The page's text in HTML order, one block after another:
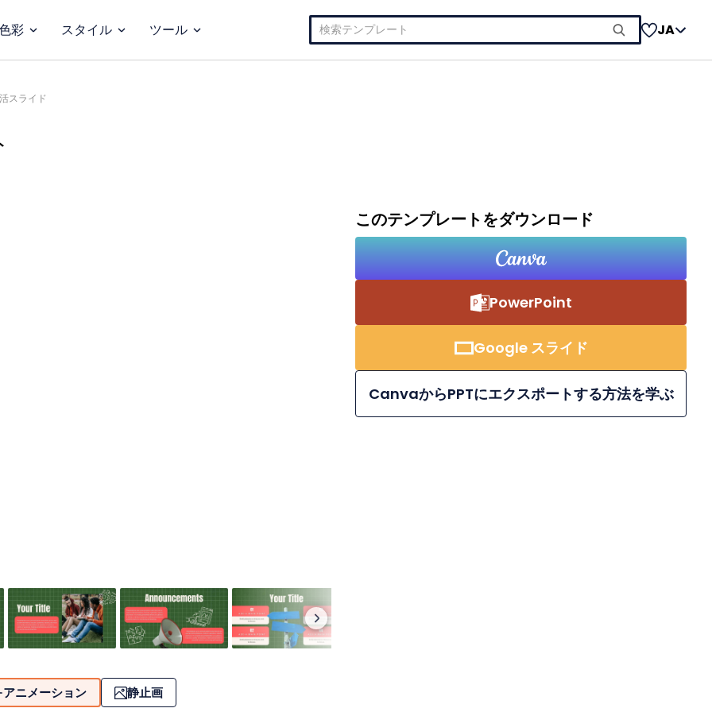
彩 スタイル ツール
検
索:
JA
スライド
アニメーション 静止画
このテンプレートをダウンロード
PowerPoint
Google スライド
CanvaからPPTにエクスポートする方法を学ぶ